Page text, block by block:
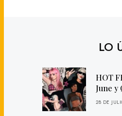
LO
HOT
June y
28 DE